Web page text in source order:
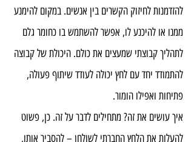
להזדמנות לחיזוק הקשרים בין אנשים. במקום להימנע
ממנו או להיכנע לו, אפשר להשתמש בו כחומר גלם
לתהליך קבוצתי שמעצים את כולם. היכולת של קבוצה
להתמודד יחד עם לחץ יכולה לעודד שיתוף פעולה,
פתיחות ואפילו הומור.
איך עושים את זה? מתחילים לדבר על זה. כן, פשוט
להעלות את הלחץ החברתי לשולחן – להסביר אותו,